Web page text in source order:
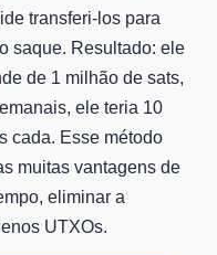
transferi-los para
saque. Resultado: ele
de 1 milhão de sats,
ele teria 10
cada. Esse método
muitas vantagens de
eliminar a
UTXOs.